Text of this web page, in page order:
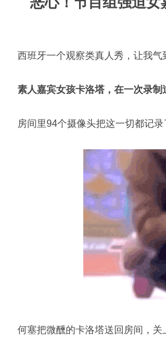
西班牙一个观察类真人秀，让我气
素人嘉宾女孩卡洛塔，在一次录
房间里94个摄像头把这一切都记
何塞把微醺的卡洛塔送回房间，